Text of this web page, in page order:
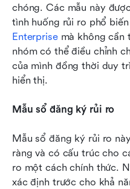
chóng. Các mẫu này
Enterprise mà không cần
nhóm có thể điều chỉnh
của mình đồng thời duy
hiển thị.
Mẫu sổ đăng ký rủi ro
Mẫu sổ đăng ký rủi ro
ràng và có cấu trúc cho
ro một cách chính thức.
xác định trước cho khả